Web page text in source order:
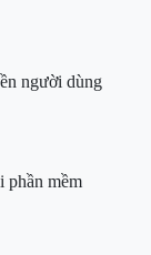
người dùng
phần mềm